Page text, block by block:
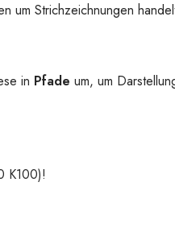
um Strichzeichnungen
in Pfade um, um
K100)!